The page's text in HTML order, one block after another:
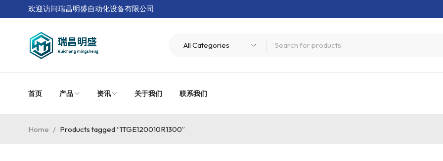
欢迎访问瑞昌明盛自动化设备有限公司
首页 产品 资讯 关于我们 联系我们
Home / Products tagged “1TGE120010R1300”